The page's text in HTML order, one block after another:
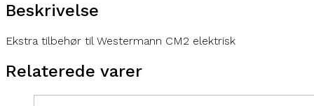
Beskrivelse
Ekstra tilbehør til Westermann CM2 elektrisk
Relaterede varer